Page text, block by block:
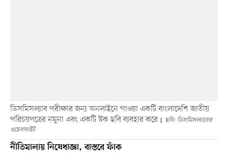
ডিসমিসল্যাব পরীক্ষার জন্য অনলাইনে পাওয়া একটি বাংলাদেশি জাতীয়
পরিচয়পত্রের নমুনা এবং একটি স্টক ছবি ব্যবহার করে
ছবি: ডিসমিসল্যাবের
ওয়েবসাইট
নীতিমালায় নিষেধাজ্ঞা, বাস্তবে ফাঁক